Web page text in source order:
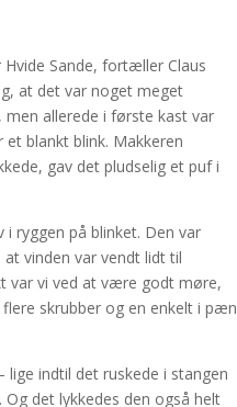
Sande, fortæller Claus
at det var noget meget
allerede i første kast var
blankt blink. Makkeren
gav det pludselig et puf i
ryggen på blinket. Den var
vinden var vendt lidt til
var vi ved at være godt møre,
skrubber og en enkelt i pæn
indtil det ruskede i stangen
det lykkedes den også helt